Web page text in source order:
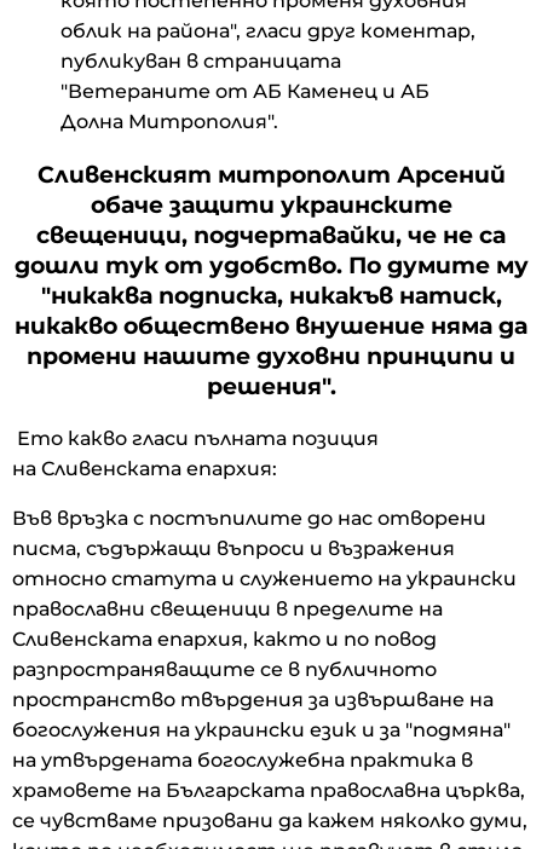
облик на района", гласи друг коментар,
публикуван в страницата
"Ветераните от АБ Каменец и АБ
Долна Митрополия".
Сливенският митрополит Арсений
обаче защити украинските
свещеници, подчертавайки, че не са
дошли тук от удобство. По думите му
"никаква подписка, никакъв натиск,
никакво обществено внушение няма да
промени нашите духовни принципи и
решения".
Ето какво гласи пълната позиция
на Сливенската епархия:
Във връзка с постъпилите до нас отворени
писма, съдържащи въпроси и възражения
относно статута и служението на украински
православни свещеници в пределите на
Сливенската епархия, както и по повод
разпространяващите се в публичното
пространство твърдения за извършване на
богослужения на украински език и за "подмяна"
на утвърдената богослужебна практика в
храмовете на Българската православна църква,
се чувстваме призовани да кажем няколко думи,